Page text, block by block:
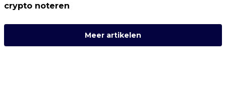
crypto noteren
Meer artikelen